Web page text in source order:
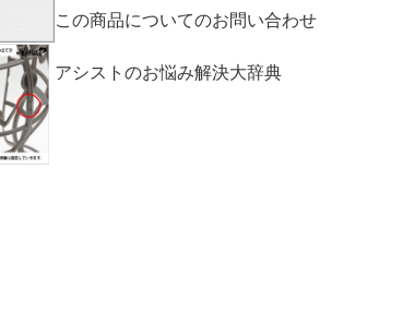
この商品についてのお問い合わせ
アシストのお悩み解決大辞典